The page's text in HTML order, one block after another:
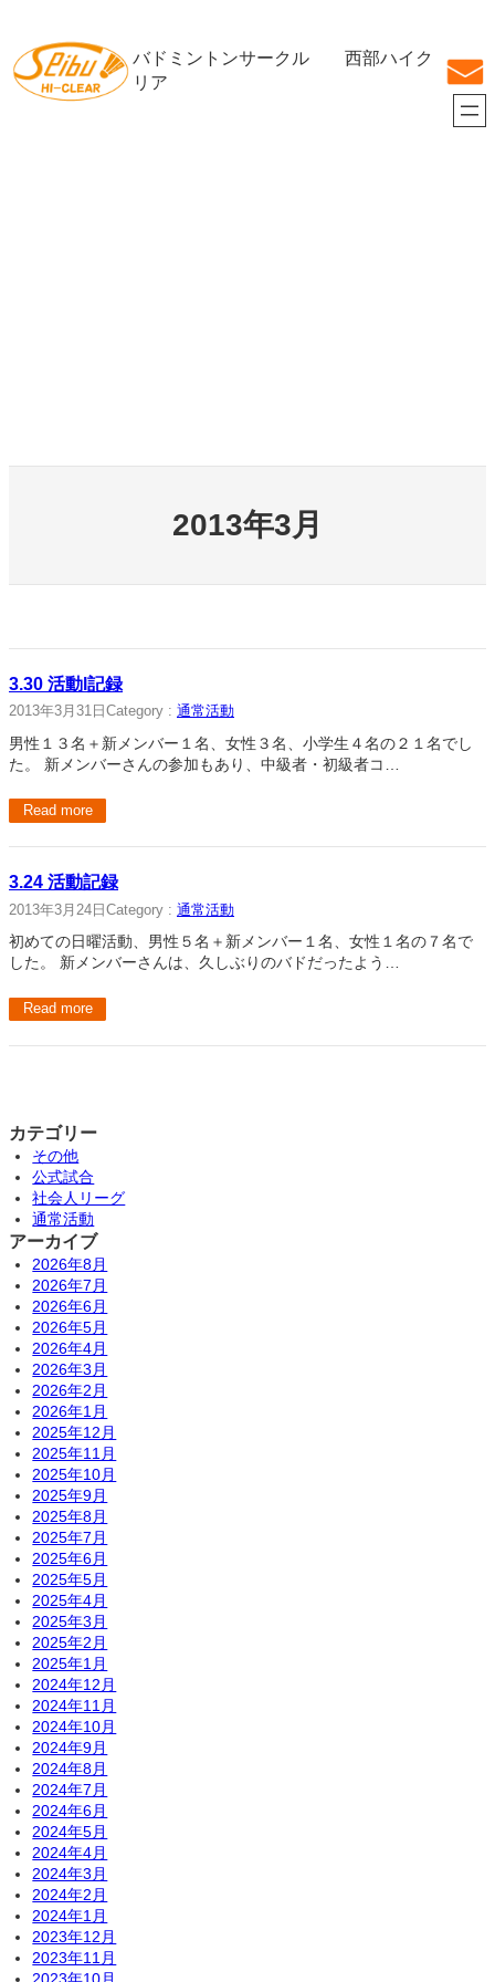
を
ス
バドミントンサークル 西部ハイク
リア
2013年3月
3.30 活動l記録
2013年3月31日 Category : 通常活動
男性１３名＋新メンバー１名、女性３名、小学生４名の２１名でし
た。 新メンバーさんの参加もあり、中級者・初級者コ…
Read more
3.24 活動記録
2013年3月24日 Category : 通常活動
初めての日曜活動、男性５名＋新メンバー１名、女性１名の７名で
した。 新メンバーさんは、久しぶりのバドだったよう…
Read more
カテゴリー
その他
公式試合
社会人リーグ
通常活動
アーカイブ
2026年8月
2026年7月
2026年6月
2026年5月
2026年4月
2026年3月
2026年2月
2026年1月
2025年12月
2025年11月
2025年10月
2025年9月
2025年8月
2025年7月
2025年6月
2025年5月
2025年4月
2025年3月
2025年2月
2025年1月
2024年12月
2024年11月
2024年10月
2024年9月
2024年8月
2024年7月
2024年6月
2024年5月
2024年4月
2024年3月
2024年2月
2024年1月
2023年12月
2023年11月
2023年10月